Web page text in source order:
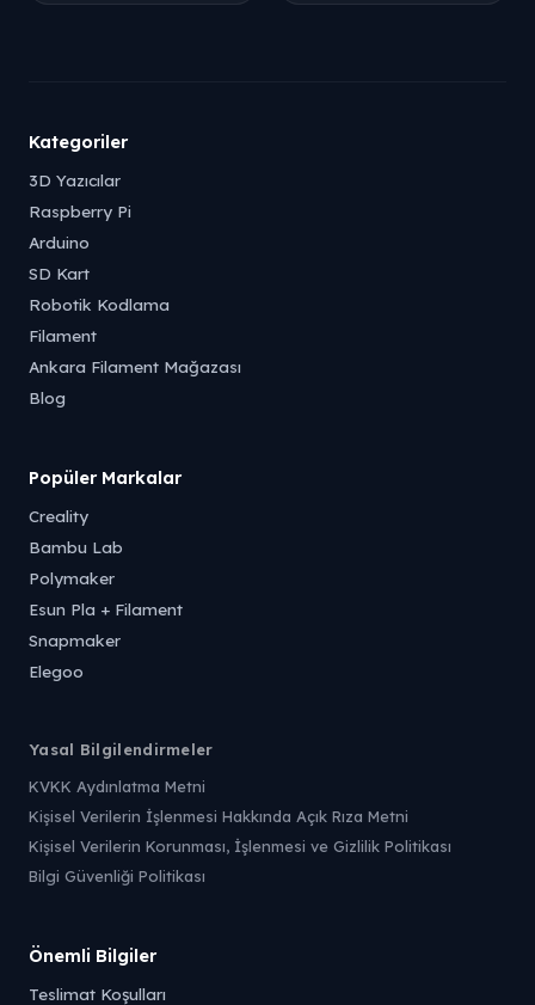
Kategoriler
3D Yazıcılar
Raspberry Pi
Arduino
SD Kart
Robotik Kodlama
Filament
Ankara Filament Mağazası
Blog
Popüler Markalar
Creality
Bambu Lab
Polymaker
Esun Pla + Filament
Snapmaker
Elegoo
Yasal Bilgilendirmeler
KVKK Aydınlatma Metni
Kişisel Verilerin İşlenmesi Hakkında Açık Rıza Metni
Kişisel Verilerin Korunması, İşlenmesi ve Gizlilik Politikası
Bilgi Güvenliği Politikası
Önemli Bilgiler
Teslimat Koşulları